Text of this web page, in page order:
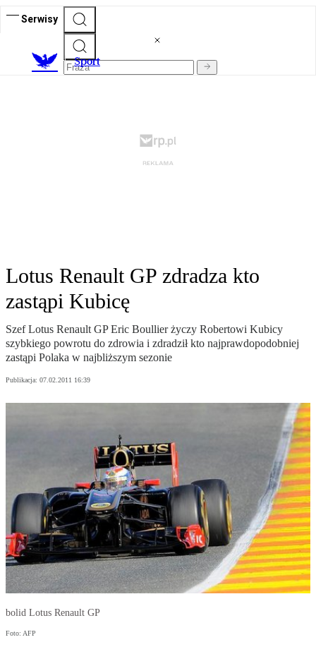
Serwisy
Sport
Lotus Renault GP zdradza kto
zastąpi Kubicę
Szef Lotus Renault GP Eric Boullier życzy Robertowi Kubicy
szybkiego powrotu do zdrowia i zdradził kto najprawdopodobniej
zastąpi Polaka w najbliższym sezonie
Publikacja: 07.02.2011 16:39
bolid Lotus Renault GP
Foto: AFP